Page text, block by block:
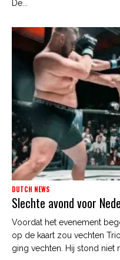
De...
DUTCH NEWS
Slechte avond voor
Voordat het evenement
op de kaart zou vechten
ging vechten. Hij stond niet